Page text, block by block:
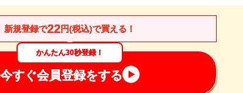
新規登録で22円(税込)で買える！
かんたん30秒登録！
今すぐ会員登録をする